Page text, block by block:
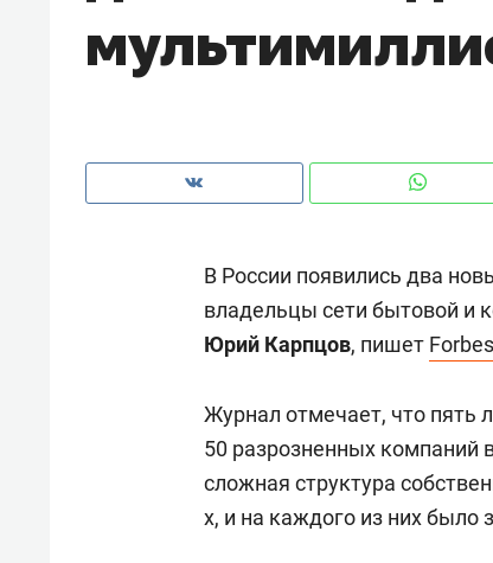
В России появились два
владельцы сети бытовой и
Юрий Карпцов, пишет Forbes
Журнал отмечает, что пять
50 разрозненных компаний
сложная структура
х, и на каждого из них было
чем интересен Оман?
Оставить шум за волной: как
строят тишину в казанском
ЖК «Заря»